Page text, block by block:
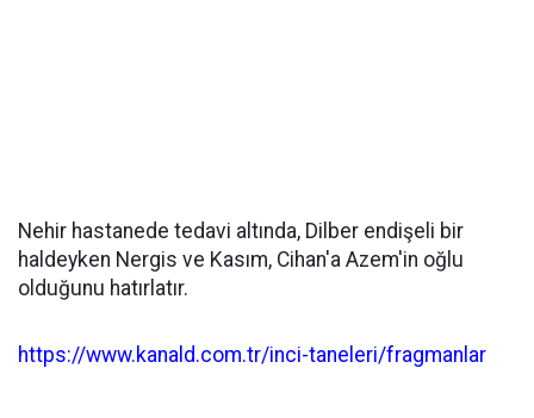
Nehir hastanede tedavi altında, Dilber endişeli bir
haldeyken Nergis ve Kasım, Cihan'a Azem'in oğlu
olduğunu hatırlatır.
https://www.kanald.com.tr/inci-taneleri/fragmanlar